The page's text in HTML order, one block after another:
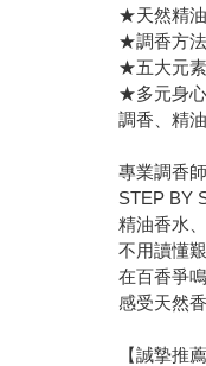
★天然精油
★調香方法
★五大元素
★多元身心
調香、精
專業調香
STEP BY
精油香水
不用讀懂
在百香爭
感受天然
【誠摯推薦